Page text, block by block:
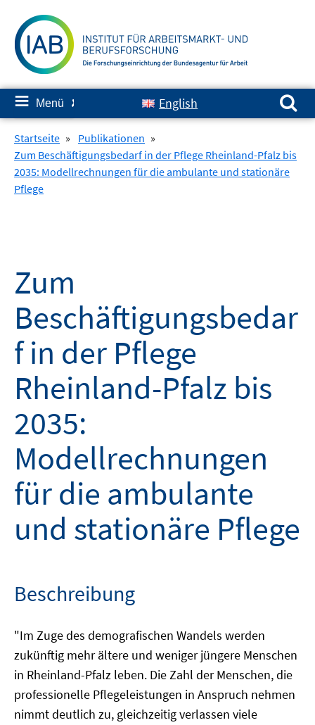
zum
Inhalt
≡ Menü ✘ English
Suchen nach:
Startseite » Publikationen »
Zum Beschäftigungsbedarf in der Pflege Rheinland-Pfalz bis
2035: Modellrechnungen für die ambulante und stationäre
Pflege
Zum
Beschäftigungsbedar
f in der Pflege
Rheinland-Pfalz bis
2035:
Modellrechnungen
für die ambulante
und stationäre Pflege
Beschreibung
"Im Zuge des demografischen Wandels werden
zukünftig mehr ältere und weniger jüngere Menschen
in Rheinland-Pfalz leben. Die Zahl der Menschen, die
professionelle Pflegeleistungen in Anspruch nehmen
nimmt deutlich zu, gleichzeitig verlassen viele